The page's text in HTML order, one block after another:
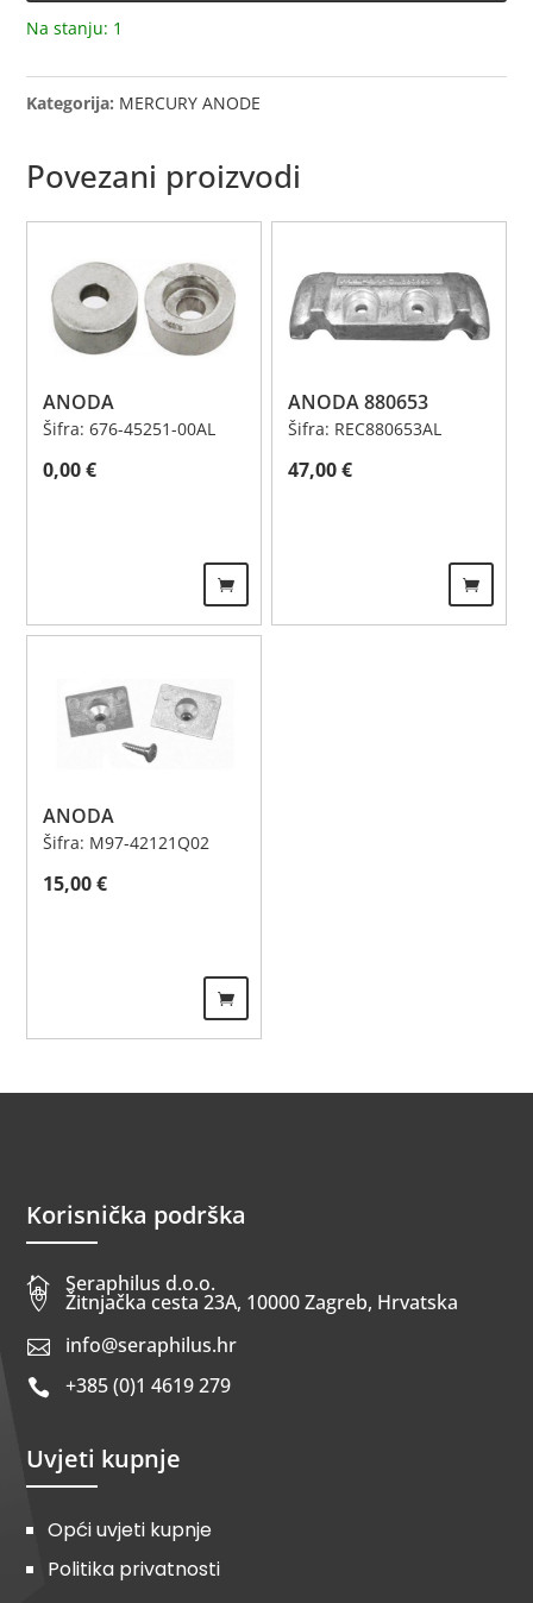
Na stanju: 1
Kategorija: MERCURY ANODE
Povezani proizvodi
ANODA
Šifra: 676-45251-00AL
0,00€
ANODA 880653
Šifra: REC880653AL
47,00€
ANODA
Šifra: M97-42121Q02
15,00€
Korisnička podrška
 Seraphilus d.o.o.
 Žitnjačka cesta 23A, 10000 Zagreb, Hrvatska
 info@seraphilus.hr
 +385 (0)1 4619 279
Uvjeti kupnje
Opći uvjeti kupnje
Politika privatnosti